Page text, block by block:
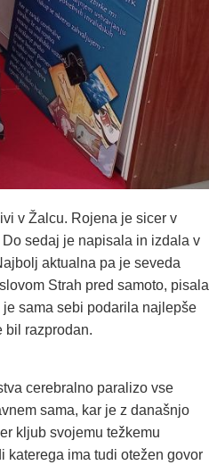
v Žalcu. Rojena je sicer v
sedaj je napisala in izdala v
aktualna pa je seveda
Strah pred samoto, pisala
sama sebi podarila najlepše
bil razprodan.
cerebralno paralizo vse
sama, kar je z današnjo
kljub svojemu težkemu
katerega ima tudi otežen govor